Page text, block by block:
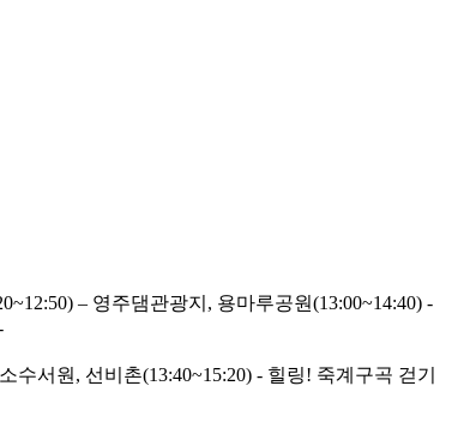
– 영주댐관광지, 용마루공원(13:00~14:40) -
수서원, 선비촌(13:40~15:20) - 힐링! 죽계구곡 걷기